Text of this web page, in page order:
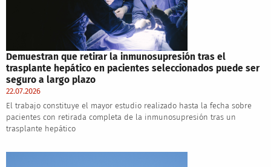
Demuestran que retirar la inmunosupresión tras el
trasplante hepático en pacientes seleccionados puede ser
seguro a largo plazo
22.07.2026
El trabajo constituye el mayor estudio realizado hasta la fecha sobre
pacientes con retirada completa de la inmunosupresión tras un
trasplante hepático